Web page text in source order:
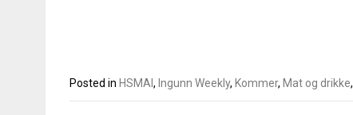
Posted in HSMAI , Ingunn Weekly, Kommer, Mat og drikke,